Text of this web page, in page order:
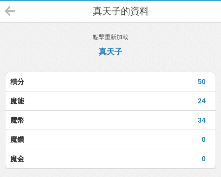
真天子的資料
點擊重新加載
真天子
50
積分
24
魔能
34
魔幣
0
魔鑽
0
魔金